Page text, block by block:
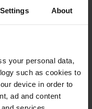
About
your personal data,
such as cookies to
device in order to
ad and content
Copia